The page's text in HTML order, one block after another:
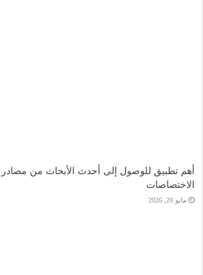
أهم تطبيق للوصول إلى أحدث الأبحاث من
الاختصاصات
مايو 20, 2026